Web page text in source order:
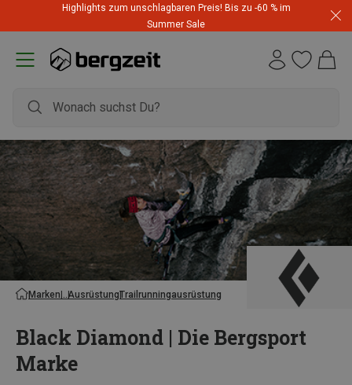
Highlights zum unschlagbaren Preis! Bis zu -60 % im
Summer Sale
Marken AusrüstungTrailrunningausrüstung
Black Diamond | Die Bergsport
Marke